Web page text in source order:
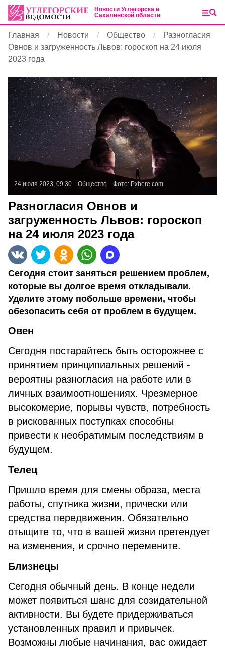
Новости Углегорска и
Сахалинской области
Главная Новости Общество
Разногласия
Овнов и загруженность Львов: гороскоп на 24 июля
2023 года
24 июля 2023, 09:30 Общество Фото: Pxhere.com
Разногласия Овнов и
загруженность Львов: гороскоп
на 24 июля 2023 года
Сегодня стоит заняться решением проблем,
которые вы долгое время откладывали.
Уделите этому побольше времени, чтобы
обезопасить себя от проблем в будущем.
Овен
Сегодня постарайтесь быть осторожнее с
принятием принципиальных решений -
вероятны разногласия на работе или в
личных взаимоотношениях. Чрезмерное
высокомерие, порывы чувств, потребность
в рискованных поступках способны
привести к необратимым последствиям в
будущем.
Телец
Пришло время для смены образа, места
работы, спутника жизни, прически или
средства передвижения. Обязательно
отыщите то, что в вашей жизни претендует
на изменения, и срочно перемените.
Близнецы
Сегодня обычный день. В конце недели
может появиться шанс для созидательной
активности. Вы будете придерживаться
установленных правил и привычек.
Возможны любые начинания, вас ожидает